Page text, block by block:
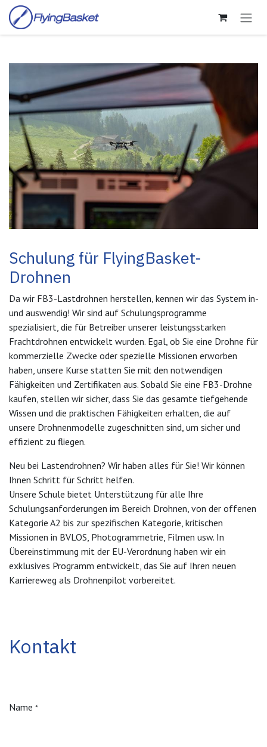
Zum Inhalt springen
Schulung für FlyingBasket-
Drohnen​
Da wir FB3-Lastdrohnen herstellen, kennen wir das System in-
und auswendig! Wir sind auf Schulungsprogramme
spezialisiert, die für Betreiber unserer leistungsstarken
Frachtdrohnen entwickelt wurden. Egal, ob Sie eine Drohne für
kommerzielle Zwecke oder spezielle Missionen erworben
haben, unsere Kurse statten Sie mit den notwendigen
Fähigkeiten und Zertifikaten aus. Sobald Sie eine FB3-Drohne
kaufen, stellen wir sicher, dass Sie das gesamte tiefgehende
Wissen und die praktischen Fähigkeiten erhalten, die auf
unsere Drohnenmodelle zugeschnitten sind, um sicher und
effizient zu fliegen.
Neu bei Lastendrohnen? Wir haben alles für Sie! Wir können
Ihnen Schritt für Schritt helfen.
Unsere Schule bietet Unterstützung für alle Ihre
Schulungsanforderungen im Bereich Drohnen, von der offenen
Kategorie A2 bis zur spezifischen Kategorie, kritischen
Missionen in BVLOS, Photogrammetrie, Filmen usw. In
Übereinstimmung mit der EU-Verordnung haben wir ein
exklusives Programm entwickelt, das Sie auf Ihren neuen
Karriereweg als Drohnenpilot vorbereitet.
Kontakt
Name *